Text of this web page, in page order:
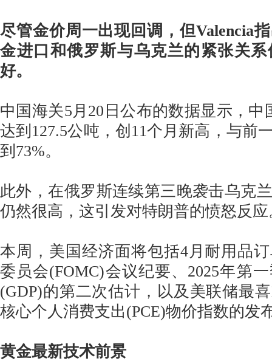
尽管金价周一出现回调，但Valencia
金进口和俄罗斯与乌克兰的紧张关
好。
中国海关5月20日公布的数据显示，中
达到127.5公吨，创11个月新高，与前
到73%。
此外，在俄罗斯连续第三晚袭击乌克
仍然很高，这引发对特朗普的愤怒反应
本周，美国经济面将包括4月耐用品
委员会(FOMC)会议纪要、2025年第
(GDP)的第二次估计，以及美联储最
核心个人消费支出(PCE)物价指数的发
黄金最新技术前景